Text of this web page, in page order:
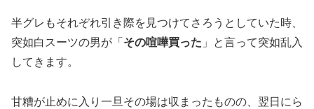
半グレもそれぞれ引き際を見つけてさろうとしていた時、
突如白スーツの男が「 その喧嘩買った 」と言って突如乱入
してきます。
甘糟が止めに入り一旦その場は収まったものの、翌日にら